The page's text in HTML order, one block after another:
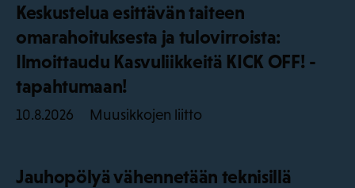
Keskustelua esittävän taiteen
omarahoituksesta ja tulovirroista:
Ilmoittaudu Kasvuliikkeitä KICK OFF! -
tapahtumaan!
10.8.2026 Muusikkojen liitto
Jauhopölyä vähennetään teknisillä